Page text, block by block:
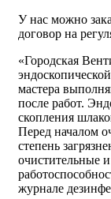
У нас можно
договор на
«Городская
мастера
после работ.
скопления
Перед началом
степень
очистительные
журнале